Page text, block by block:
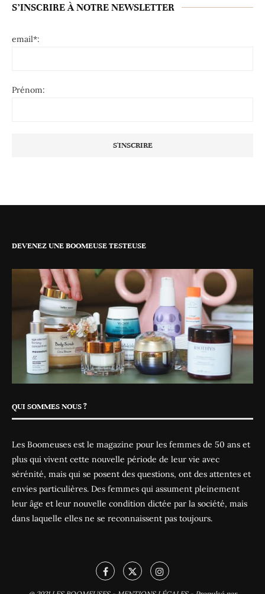
S’INSCRIRE À NOTRE NEWSLETTER
email*:
Prénom:
DEVENEZ UNE BOOMEUSE TESTEUSE
QUI SOMMES NOUS ?
Les Boomeuses est le magazine pour les femmes de 50 ans et
plus qui vivent cette nouvelle période de leur vie avec
sérénité, mais qui se posent des questions, ont des attentes et
envies particulières. Des femmes qui assument pleinement
leur âge et leur nouvelle condition dictée par la société, mais
dans laquelle elles ne se reconnaissent pas toujours.